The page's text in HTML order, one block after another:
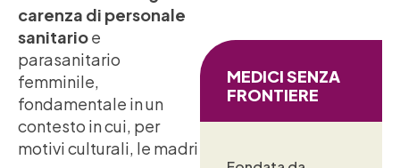
carenza di personale
sanitarioe
parasanitario
femminile,
fondamentale in un
contesto in cui, per
motivi culturali, le madri
MEDICI SENZA
FRONTIERE